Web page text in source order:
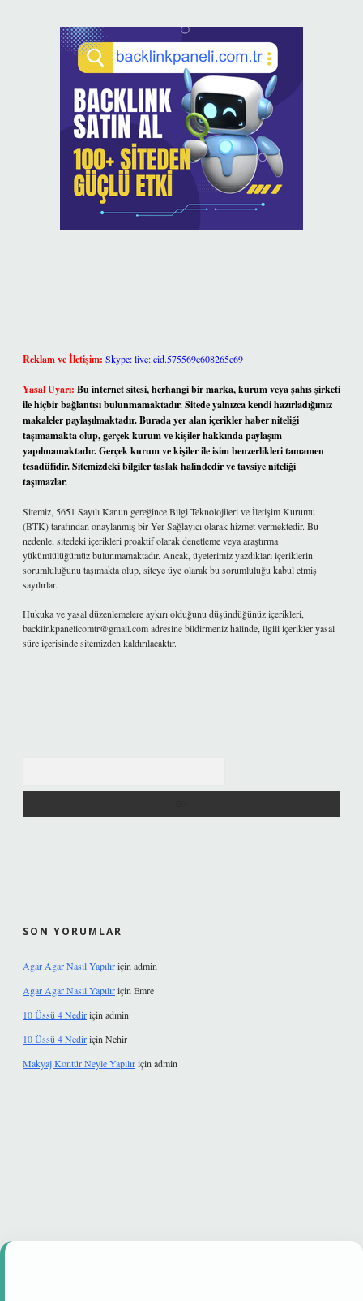
Reklam ve İletişim: Skype: live:.cid.575569c608265c69
Yasal Uyarı: Bu internet sitesi, herhangi bir marka, kurum veya şahıs şirketi
ile hiçbir bağlantısı bulunmamaktadır. Sitede yalnızca kendi hazırladığımız
makaleler paylaşılmaktadır. Burada yer alan içerikler haber niteliği
taşımamakta olup, gerçek kurum ve kişiler hakkında paylaşım
yapılmamaktadır. Gerçek kurum ve kişiler ile isim benzerlikleri tamamen
tesadüfidir. Sitemizdeki bilgiler taslak halindedir ve tavsiye niteliği
taşımazlar.
Sitemiz, 5651 Sayılı Kanun gereğince Bilgi Teknolojileri ve İletişim Kurumu
(BTK) tarafından onaylanmış bir Yer Sağlayıcı olarak hizmet vermektedir. Bu
nedenle, sitedeki içerikleri proaktif olarak denetleme veya araştırma
yükümlülüğümüz bulunmamaktadır. Ancak, üyelerimiz yazdıkları içeriklerin
sorumluluğunu taşımakta olup, siteye üye olarak bu sorumluluğu kabul etmiş
sayılırlar.
Hukuka ve yasal düzenlemelere aykırı olduğunu düşündüğünüz içerikleri,
backlinkpanelicomtr@gmail.comadresine bildirmeniz halinde, ilgili içerikler yasal
süre içerisinde sitemizden kaldırılacaktır.
SON YORUMLAR
Agar Agar Nasıl Yapılıriçin admin
Agar Agar Nasıl Yapılıriçin Emre
10 Üssü 4 Nediriçin admin
10 Üssü 4 Nediriçin Nehir
Makyaj Kontür Neyle Yapılıriçin admin
mi